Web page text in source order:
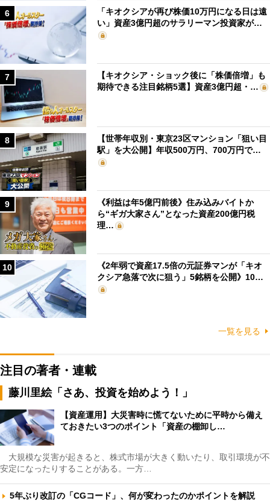
6
「キオクシアが再び株価10万円になる日は遠
い」資産3億円超のサラリーマン投資家が…
7
【キオクシア・ショック後に「株価倍増」も
期待できる注目銘柄5選】資産3億円超・…
8
【世帯年収別・東京23区マンション「狙い目
駅」を大公開】年収500万円、700万円で…
9
《利益は年5億円前後》住み込みバイトか
ら“ギガ大家さん”となった資産200億円税
理…
10
《2年弱で資産17.5倍の元証券マンが「キオ
クシア急落で次に狙う」5銘柄を公開》10…
一覧を見る
注目の著者・連載
藤川里絵「さあ、投資を始めよう！」
【資産運用】大災害時に慌てないために平時から備え
ておきたい3つのポイント「資産の棚卸し…
大規模な災害が起きると、株式市場が大きく動いたり、取引環境が不
安定になったりすることがある。一方…
5年ぶり改訂の「CGコード」、何が変わったのかポイントを解説